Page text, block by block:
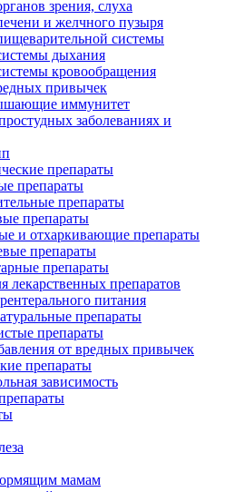
зрения, слуха
и желчного пузыря
системы
дыхания
кровообращения
привычек
иммунитет
заболеваниях и
препараты
препараты
препараты
препараты
и отхаркивающие препараты
препараты
препараты
лекарственных препаратов
питания
препараты
препараты
от вредных привычек
препараты
зависимость
мамам